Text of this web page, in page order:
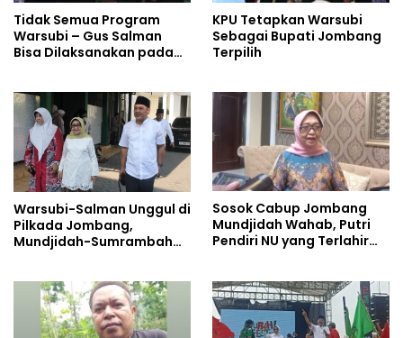
Tidak Semua Program
Warsubi – Gus Salman
Bisa Dilaksanakan pada
KPU Tetapkan Warsubi
Sebagai Bupati Jombang
Terpilih
Warsubi-Salman Unggul di
Pilkada Jombang,
Mundjidah-Sumrambah
Sosok Cabup Jombang
Mundjidah Wahab, Putri
Pendiri NU yang Terlahir